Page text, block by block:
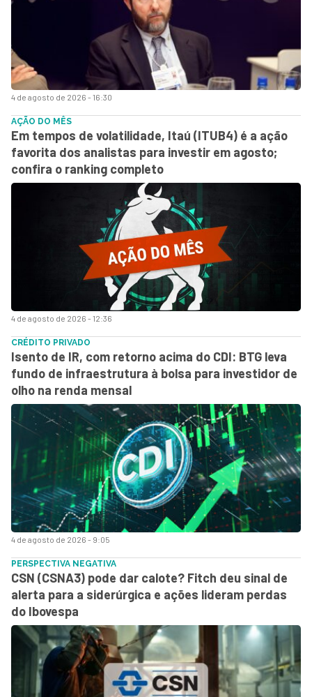
4 de agosto de 2026 - 16:30
4 de agosto de 2026 - 12:36
AÇÃO DO MÊS
Em tempos de volatilidade, Itaú (ITUB4) é a ação
favorita dos analistas para investir em agosto;
confira o ranking completo
4 de agosto de 2026 - 9:05
CRÉDITO PRIVADO
Isento de IR, com retorno acima do CDI: BTG leva
fundo de infraestrutura à bolsa para investidor de
olho na renda mensal
PERSPECTIVA NEGATIVA
CSN (CSNA3) pode dar calote? Fitch deu sinal de
alerta para a siderúrgica e ações lideram perdas
do Ibovespa